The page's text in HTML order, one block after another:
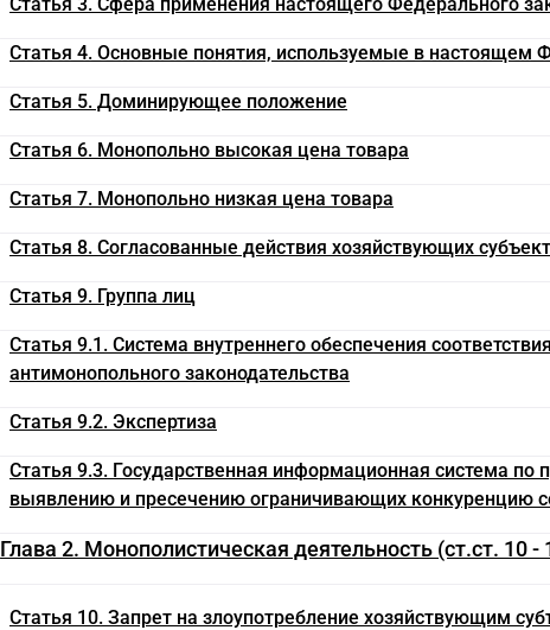
Статья 4. Основные понятия, используемые в настоящем
Статья 5. Доминирующее положение
Статья 6. Монопольно высокая цена товара
Статья 7. Монопольно низкая цена товара
Статья 8. Согласованные действия хозяйствующих
Статья 9. Группа лиц
Статья 9.1. Система внутреннего обеспечения
антимонопольного законодательства
Статья 9.2. Экспертиза
Статья 9.3. Государственная информационная система по
выявлению и пресечению ограничивающих конкуренцию
Глава 2. Монополистическая деятельность (ст.ст. 10 -
Статья 10. Запрет на злоупотребление хозяйствующим